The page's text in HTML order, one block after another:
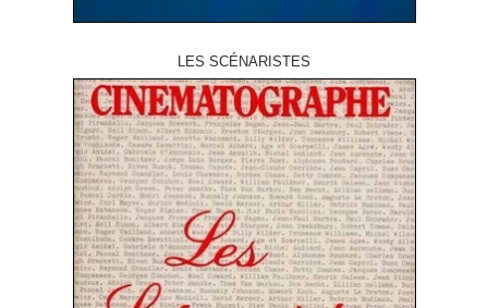
LES SCÉNARISTES